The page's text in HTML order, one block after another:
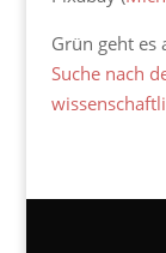
Grün geht es
Suche nach